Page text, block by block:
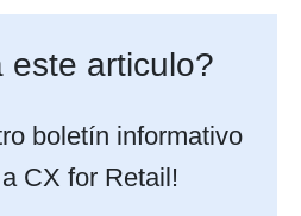
este articulo?
boletín informativo
CX for Retail!